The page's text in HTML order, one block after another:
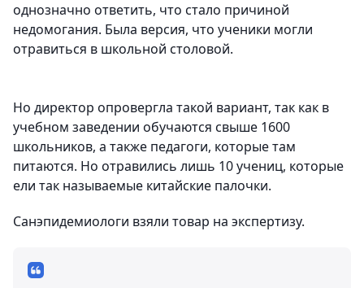
однозначно ответить, что стало причиной
недомогания. Была версия, что ученики могли
отравиться в школьной столовой.
Но директор опровергла такой вариант, так как в
учебном заведении обучаются свыше 1600
школьников, а также педагоги, которые там
питаются. Но отравились лишь 10 учениц, которые
ели так называемые китайские палочки.
Санэпидемиологи взяли товар на экспертизу.